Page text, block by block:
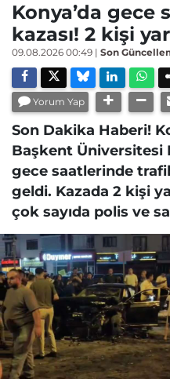
Konya’da
kazası! 2 kişi
09.08.2026 00:49 | Son
Yorum Yap
Son Dakika Haberi!
Başkent Üniversitesi
gece saatlerinde
geldi. Kazada 2 kişi
çok sayıda polis ve